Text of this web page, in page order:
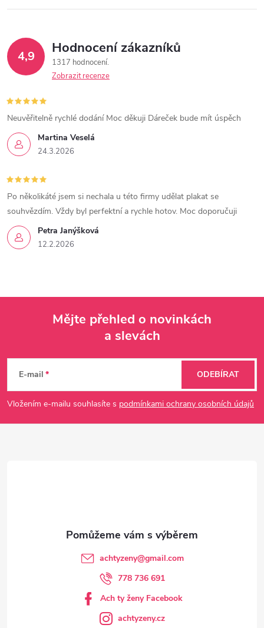
4,9 Hodnocení zákazníků
1317 hodnocení
Zobrazit recenze
Martina Veselá
24.3.2026
Neuvěřitelně rychlé dodání Moc děkuji Dáreček bude mít úspěch
Petra Janýšková
12.2.2026
Po několikáté jsem si nechala u této firmy udělat plakat se
souhvězdím. Vždy byl perfektní a rychle hotov. Moc doporučuji
p
a
Mějte přehled o novinkách
a slevách
E-mail
Vložením e-mailu souhlasíte s podmínkami ochrany osobních údajů
ODEBÍRAT
achtyzeny@gmail.com
778 736 691
Ach ty ženy Facebook
achtyzeny.cz